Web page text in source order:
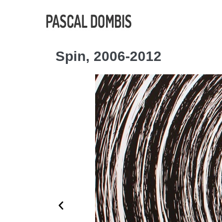
Spin, 2006-2012